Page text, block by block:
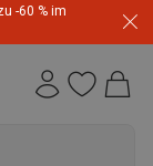
-60 % im